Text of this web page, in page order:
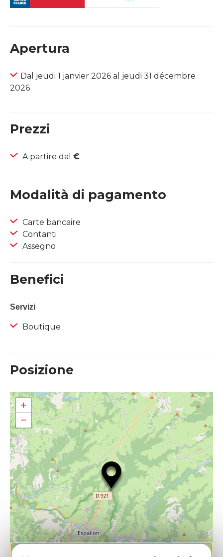
Apertura
Dal jeudi 1 janvier 2026 al jeudi 31 décembre
2026
Prezzi
A partire dal €
Modalità di pagamento
Carte bancaire
Contanti
Assegno
Benefici
Servizi
Boutique
Posizione
+
−